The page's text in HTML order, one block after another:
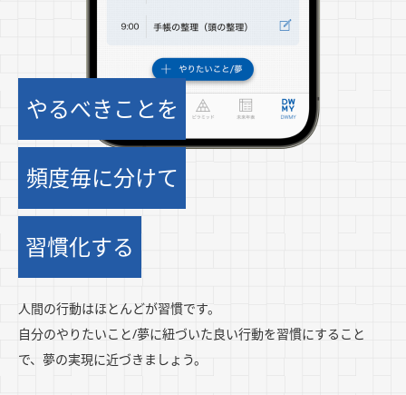
やるべきことを
頻度毎に分けて
習慣化する
人間の行動はほとんどが習慣です。
自分のやりたいこと/夢に紐づいた良い行動を習慣にすること
で、夢の実現に近づきましょう。